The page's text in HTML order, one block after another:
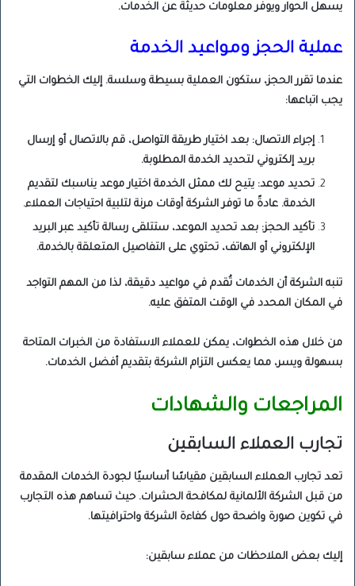
يسهل الحوار ويوفر معلومات حديثة عن الخدمات.
عملية الحجز ومواعيد الخدمة
عندما تقرر الحجز، ستكون العملية بسيطة وسلسة. إليك الخطوات التي
يجب اتباعها:
إجراء الاتصال: بعد اختيار طريقة التواصل، قم بالاتصال أو إرسال
بريد إلكتروني لتحديد الخدمة المطلوبة.
تحديد موعد: يتيح لك ممثل الخدمة اختيار موعد يناسبك لتقديم
الخدمة. عادةً ما توفر الشركة أوقات مرنة لتلبية احتياجات العملاء.
تأكيد الحجز: بعد تحديد الموعد، ستتلقى رسالة تأكيد عبر البريد
الإلكتروني أو الهاتف، تحتوي على التفاصيل المتعلقة بالخدمة.
تنبه الشركة أن الخدمات تُقدم في مواعيد دقيقة، لذا من المهم التواجد
في المكان المحدد في الوقت المتفق عليه.
من خلال هذه الخطوات، يمكن للعملاء الاستفادة من الخبرات المتاحة
بسهولة ويسر، مما يعكس التزام الشركة بتقديم أفضل الخدمات.
المراجعات والشهادات
تجارب العملاء السابقين
تعد تجارب العملاء السابقين مقياسًا أساسيًا لجودة الخدمات المقدمة
من قبل الشركة الألمانية لمكافحة الحشرات. حيث تساهم هذه التجارب
في تكوين صورة واضحة حول كفاءة الشركة واحترافيتها.
إليك بعض الملاحظات من عملاء سابقين: